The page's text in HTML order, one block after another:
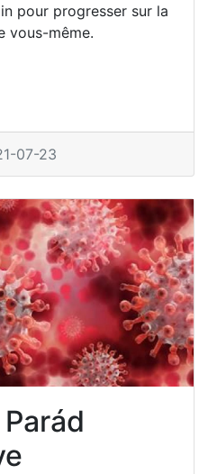
pour progresser sur la
vous-même.
07-23